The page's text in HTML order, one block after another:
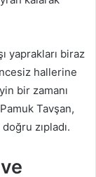
yaprakları biraz
hallerine
bir zamanı
Tavşan,
zıpladı.